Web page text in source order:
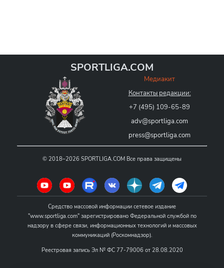
SPORTLIGA.COM
Медиакит
Контакты редакции:
+7 (495) 109-65-89
adv@sportliga.com
press@sportliga.com
© 2018–2026 SPORTLIGA.COM Все права защищены
Средство массовой информации сетевое издание
"www.sportliga.com" зарегистрировано Федеральной службой по
надзору в сфере связи, информационных технологий и массовых
коммуникаций (Роскомнадзор).
Реестровая запись Эл № ФС 77-79006 от 28.08.2020